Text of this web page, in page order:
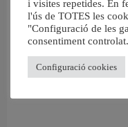
i visites repetides. En
l'ús de TOTES les
"Configuració de les
consentiment controlat.
Configuració cookies